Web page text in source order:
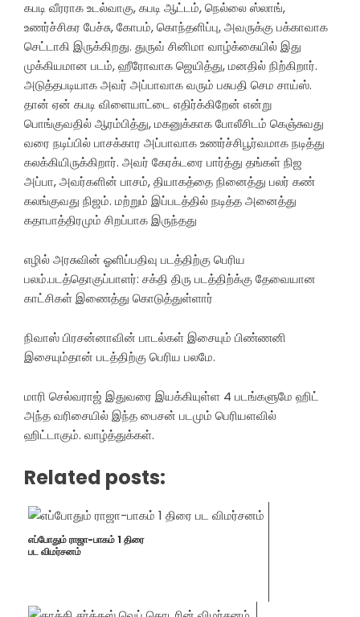
கபடி வீரராக உடல்வாகு, கபடி ஆட்டம், நெல்லை ஸ்லாங்,
உணர்ச்சிகர பேச்சு, கோபம், கொந்தளிப்பு, அவருக்கு பக்காவாக
செட்டாகி இருக்கிறது. துருவ் சினிமா வாழ்க்கையில் இது
முக்கியமான படம், ஹீரோவாக ஜெயித்து, மனதில் நிற்கிறார்.
அடுத்தபடியாக அவர் அப்பாவாக வரும் பசுபதி செம சாய்ஸ்.
தான் ஏன் கபடி விளையாட்டை எதிர்க்கிறேன் என்று
பொங்குவதில் ஆரம்பித்து, மகனுக்காக போலீசிடம் கெஞ்சுவது
வரை நடிப்பில் பாசக்கார அப்பாவாக உணர்ச்சிபூர்வமாக நடித்து
கலக்கியிருக்கிறார். அவர் கேரக்டரை பார்த்து தங்கள் நிஜ
அப்பா, அவர்களின் பாசம், தியாகத்தை நினைத்து பலர் கண்
கலங்குவது நிஜம். மற்றும் இப்படத்தில் நடித்த அனைத்து
கதாபாத்திரமும் சிறப்பாக இருந்தது
எழில் அரசுவின் ஓளிப்பதிவு படத்திற்கு பெரிய
பலம்.படத்தொகுப்பாளர்: சக்தி திரு படத்திற்க்கு தேவையான
காட்சிகள் இணைத்து கொடுத்துள்ளார்
நிவாஸ் பிரசன்னாவின் பாடல்கள் இசையும் பிண்ணனி
இசையும்தான் படத்திற்கு பெரிய பலமே.
மாரி செல்வராஜ் இதுவரை இயக்கியுள்ள 4 படங்களுமே ஹிட்
அந்த வரிசையில் இந்த பைசன் படமும் பெரியளவில்
ஹிட்டாகும். வாழ்த்துக்கள்.
Related posts:
எப்போதும் ராஜா-பாகம் 1 திரை
பட விமர்சனம்